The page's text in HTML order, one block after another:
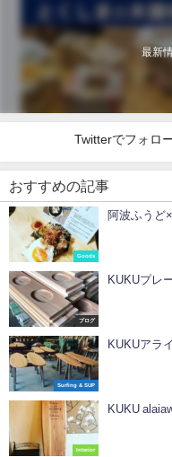
最新
Twitterでフォロ
おすすめの記事
Goods
ブログ
KUKUプレ
Surfing & SUP
KUKUアラ
Interior
KUKU